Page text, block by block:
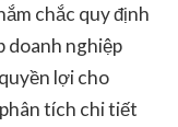
chắc quy định
doanh nghiệp
lợi cho
tích chi tiết